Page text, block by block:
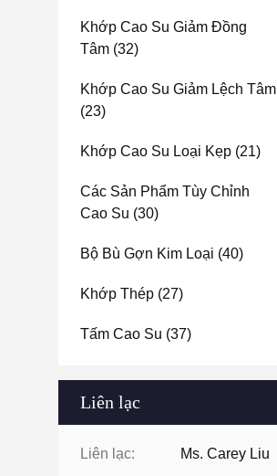
Khớp Cao Su Giảm Đồng
Tâm (32)
Khớp Cao Su Giảm Lệch Tâm
(23)
Khớp Cao Su Loại Kẹp (21)
Các Sản Phẩm Tùy Chỉnh
Cao Su (30)
Bộ Bù Gợn Kim Loại (40)
Khớp Thép (27)
Tấm Cao Su (37)
Liên lạc
Liên lạc: Ms. Carey Liu